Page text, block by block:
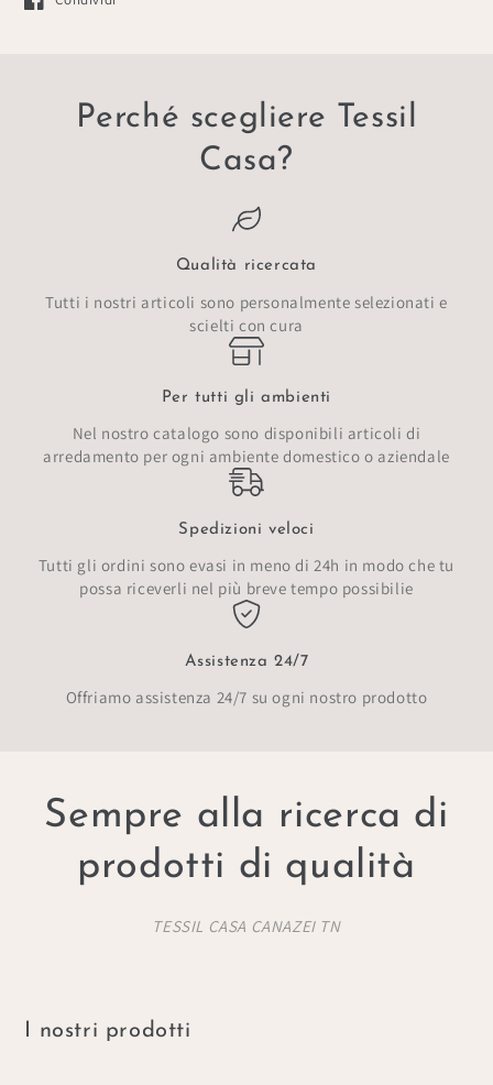
Si apre in una nuova finestra.
Perché scegliere Tessil
Casa?
Qualità ricercata
Tutti i nostri articoli sono personalmente selezionati e
scielti con cura
Per tutti gli ambienti
Nel nostro catalogo sono disponibili articoli di
arredamento per ogni ambiente domestico o aziendale
Spedizioni veloci
Tutti gli ordini sono evasi in meno di 24h in modo che tu
possa riceverli nel più breve tempo possibilie
Assistenza 24/7
Offriamo assistenza 24/7 su ogni nostro prodotto
Sempre alla ricerca di
prodotti di qualità
TESSIL CASA CANAZEI TN
I nostri prodotti